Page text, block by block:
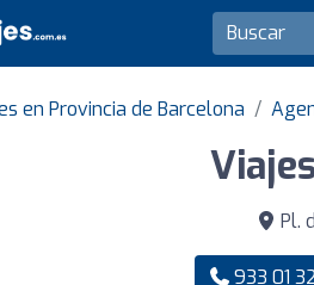
en Provincia de Barcelona
Pl.
933 01